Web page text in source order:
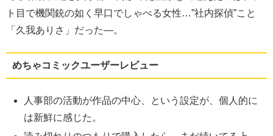
ト目で機関銃の如く早口でしゃべる女性…”社内探偵”こと
「久我ありさ」だった―。
めちゃコミックユーザーレビュー
人事部の活動が作品の中心、という設定が、個人的に
は新鮮に感じた。